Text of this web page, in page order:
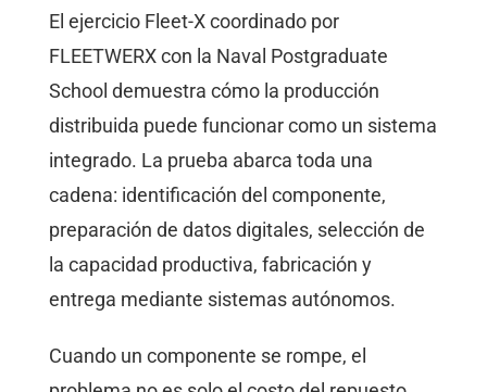
El ejercicio Fleet-X coordinado por
FLEETWERX con la Naval Postgraduate
School demuestra cómo la producción
distribuida puede funcionar como un sistema
integrado. La prueba abarca toda una
cadena: identificación del componente,
preparación de datos digitales, selección de
la capacidad productiva, fabricación y
entrega mediante sistemas autónomos.
Cuando un componente se rompe, el